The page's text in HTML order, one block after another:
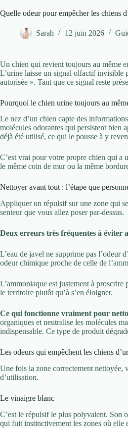
Quelle odeur pour empêcher les chiens
Sarah 12 juin 2026
Un chien qui revient toujours au même
L’urine laisse un signal olfactif invisible
autorisée ». Tant que ce signal reste
Pourquoi le chien urine toujours au
Le nez d’un chien capte des
molécules odorantes qui persistent bien
déjà été utilisé, ce qui le pousse à y
C’est vrai pour votre propre chien qui a
le même coin de mur ou la même
Nettoyer avant tout : l’étape que
Appliquer un répulsif sur une zone qui
senteur que vous allez poser par-dessus.
Deux erreurs très fréquentes à éviter
L’eau de javel ne supprime pas l’odeur
odeur chimique proche de celle de
L’ammoniaque est justement à
le territoire plutôt qu’à s’en éloigner.
Ce qui fonctionne vraiment pour
organiques et neutralise les molécules
indispensable. Ce type de produit
Les odeurs qui empêchent les chiens
Une fois la zone correctement
d’utilisation.
Le vinaigre blanc
C’est le répulsif le plus polyvalent. Son
qui fuit instinctivement les zones où elle